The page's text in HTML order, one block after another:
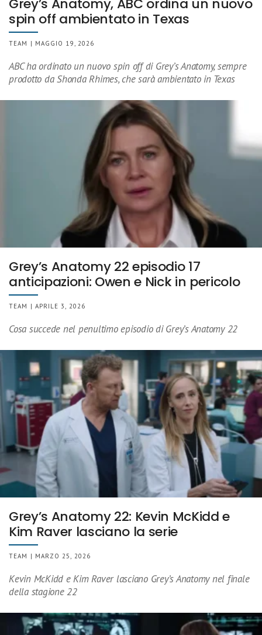
Grey’s Anatomy, ABC ordina un nuovo
spin off ambientato in Texas
TEAM | MAGGIO 19, 2026
ABC ha ordinato un nuovo spin off di Grey’s Anatomy, sempre
prodotto da Shonda Rhimes, che sarà ambientato in Texas
Grey’s Anatomy 22 episodio 17
anticipazioni: Owen e Nick in pericolo
TEAM | APRILE 3, 2026
Cosa succede nel penultimo episodio di Grey’s Anatomy 22
Grey’s Anatomy 22: Kevin McKidd e
Kim Raver lasciano la serie
TEAM | MARZO 25, 2026
Kevin McKidd e Kim Raver lasciano Grey’s Anatomy nel finale
della stagione 22